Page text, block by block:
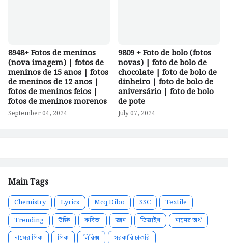
8948+ Fotos de meninos
(nova imagem) | fotos de
meninos de 15 anos | fotos
de meninos de 12 anos |
fotos de meninos feios |
fotos de meninos morenos
September 04, 2024
9809 + Foto de bolo (fotos
novas) | foto de bolo de
chocolate | foto de bolo de
dinheiro | foto de bolo de
aniversário | foto de bolo
de pote
July 07, 2024
Main Tags
Chemistry Lyrics Mcq Dibo SSC
Textile
Trending
উক্তি কবিতা জ্ঞান ডিজাইন
নামের অর্থ
নামের পিক
পিক লিরিক্স সরকারি চাকরি